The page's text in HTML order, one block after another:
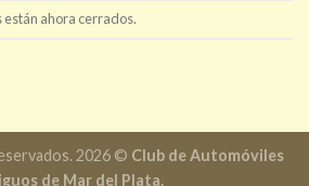
ahora cerrados.
2026 © Club de Automóviles
de Mar del Plata.